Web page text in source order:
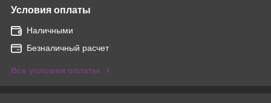
Условия оплаты
Наличными
Безналичный расчет
Все условия оплаты